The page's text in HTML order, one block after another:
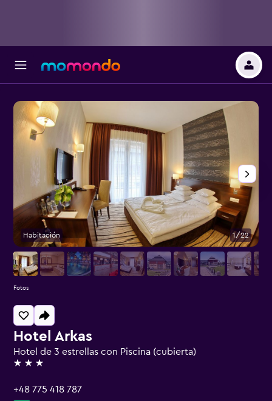
Hotel Arkas
Hotel de 3 estrellas con Piscina (cubierta)
3 estrellas
+48 775 418 787
Habitación 1/22
Fotos